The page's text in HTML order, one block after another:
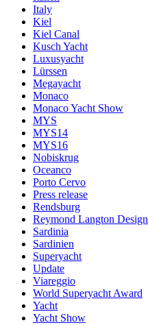
Italy
Kiel
Kiel Canal
Kusch Yacht
Luxusyacht
Lürssen
Megayacht
Monaco
Monaco Yacht Show
MYS
MYS14
MYS16
Nobiskrug
Oceanco
Porto Cervo
Press release
Rendsburg
Reymond Langton Design
Sardinia
Sardinien
Superyacht
Update
Viareggio
World Superyacht Award
Yacht
Yacht Show